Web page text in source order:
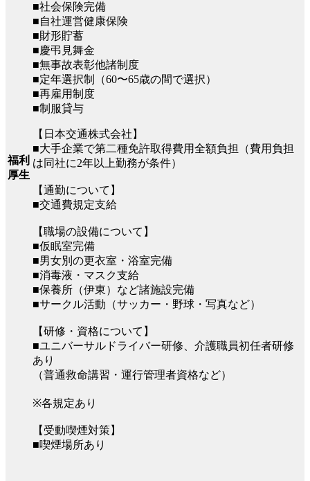
福利
厚生
■社会保険完備
■自社運営健康保険
■財形貯蓄
■慶弔見舞金
■無事故表彰他諸制度
■定年選択制（60〜65歳の間で選択）
■再雇用制度
■制服貸与
【日本交通株式会社】
■大手企業で第二種免許取得費用全額負担（費用負担
は同社に2年以上勤務が条件）
【通勤について】
■交通費規定支給
【職場の設備について】
■仮眠室完備
■男女別の更衣室・浴室完備
■消毒液・マスク支給
■保養所（伊東）など諸施設完備
■サークル活動（サッカー・野球・写真など）
【研修・資格について】
■ユニバーサルドライバー研修、介護職員初任者研修
あり
（普通救命講習・運行管理者資格など）
※各規定あり
【受動喫煙対策】
■喫煙場所あり